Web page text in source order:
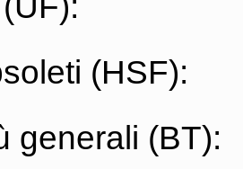
(HSF):
generali (BT):